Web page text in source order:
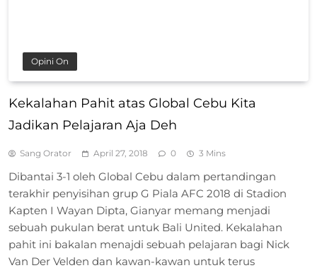
Opini On
Kekalahan Pahit atas Global Cebu Kita
Jadikan Pelajaran Aja Deh
Sang Orator April 27, 2018 0 3 Mins
Dibantai 3-1 oleh Global Cebu dalam pertandingan
terakhir penyisihan grup G Piala AFC 2018 di Stadion
Kapten I Wayan Dipta, Gianyar memang menjadi
sebuah pukulan berat untuk Bali United. Kekalahan
pahit ini bakalan menajdi sebuah pelajaran bagi Nick
Van Der Velden dan kawan-kawan untuk terus